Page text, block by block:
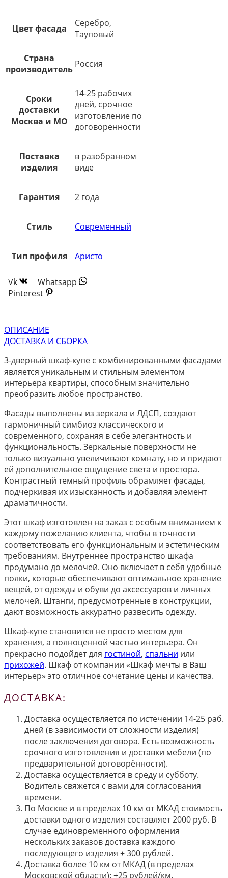
Цвет фасада
Серебро,
Тауповый
Страна
производитель Россия
Сроки
доставки
Москва и МО
14-25 рабочих
дней, срочное
изготовление по
договоренности
Поставка
изделия
в разобранном
виде
Гарантия 2 года
Стиль Современный
Тип профиля Аристо
Vk
Whatsapp
Pinterest
ОПИСАНИЕ
ДОСТАВКА И СБОРКА
3-дверный шкаф-купе с комбинированными фасадами
является уникальным и стильным элементом
интерьера квартиры, способным значительно
преобразить любое пространство.
Фасады выполнены из зеркала и ЛДСП, создают
гармоничный симбиоз классического и
современного, сохраняя в себе элегантность и
функциональность. Зеркальные поверхности не
только визуально увеличивают комнату, но и придают
ей дополнительное ощущение света и простора.
Контрастный темный профиль обрамляет фасады,
подчеркивая их изысканность и добавляя элемент
драматичности.
Этот шкаф изготовлен на заказ с особым вниманием к
каждому пожеланию клиента, чтобы в точности
соответствовать его функциональным и эстетическим
требованиям. Внутреннее пространство шкафа
продумано до мелочей. Оно включает в себя удобные
полки, которые обеспечивают оптимальное хранение
вещей, от одежды и обуви до аксессуаров и личных
мелочей. Штанги, предусмотренные в конструкции,
дают возможность аккуратно развесить одежду.
Шкаф-купе становится не просто местом для
хранения, а полноценной частью интерьера. Он
прекрасно подойдет для гостиной, спальни или
прихожей. Шкаф от компании «Шкаф мечты в Ваш
интерьер» это отличное сочетание цены и качества.
ДОСТАВКА:
Доставка осуществляется по истечении 14-25 раб.
дней (в зависимости от сложности изделия)
после заключения договора. Есть возможность
срочного изготовления и доставки мебели (по
предварительной договорённости).
Доставка осуществляется в среду и субботу.
Водитель свяжется с вами для согласования
времени.
По Москве и в пределах 10 км от МКАД стоимость
доставки одного изделия составляет 2000 руб. В
случае единовременного оформления
нескольких заказов доставка каждого
последующего изделия + 300 рублей.
Доставка более 10 км от МКАД (в пределах
Московской области): +25 рублей/км.